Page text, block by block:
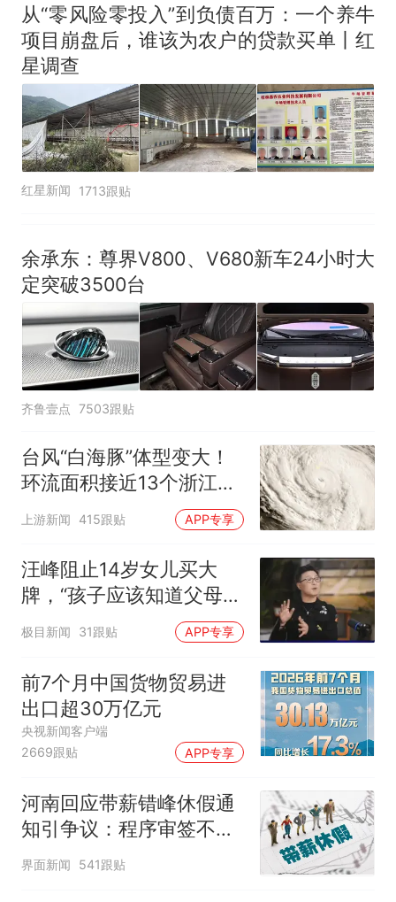
从“零风险零投入”到负债百万：一个养牛
项目崩盘后，谁该为农户的贷款买单丨红
星调查
红星新闻 1713跟贴
余承东：尊界V800、V680新车24小时大
定突破3500台
齐鲁壹点 7503跟贴
台风“白海豚”体型变大！
环流面积接近13个浙江那
么大
上游新闻 415跟贴 APP专享
汪峰阻止14岁女儿买大
牌，“孩子应该知道父母的
不易”，称自己买衣服80%
极目新闻 31跟贴 APP专享
前7个月中国货物贸易进
出口超30万亿元
央视新闻客户端
2669跟贴
APP专享
河南回应带薪错峰休假通
知引争议：程序审签不规
范，待修改后予以印发
界面新闻 541跟贴